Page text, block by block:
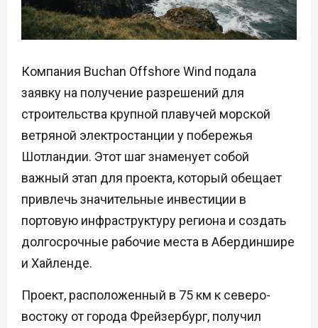
Компания Buchan Offshore Wind подала
заявку на получение разрешений для
строительства крупной плавучей морской
ветряной электростанции у побережья
Шотландии. Этот шаг знаменует собой
важный этап для проекта, который обещает
привлечь значительные инвестиции в
портовую инфраструктуру региона и создать
долгосрочные рабочие места в Абердиншире
и Хайленде.
Проект, расположенный в 75 км к северо-
востоку от города Фрейзербург, получил